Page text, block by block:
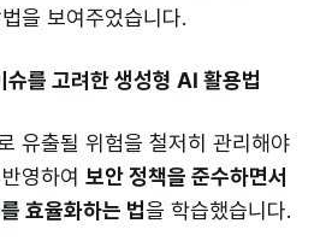
을 보여주었습니다.
를 고려한 생성형 AI 활용법
유출될 위험을 철저히 관리해야
영하여 보안 정책을 준수하면서
효율화하는 법을 학습했습니다.